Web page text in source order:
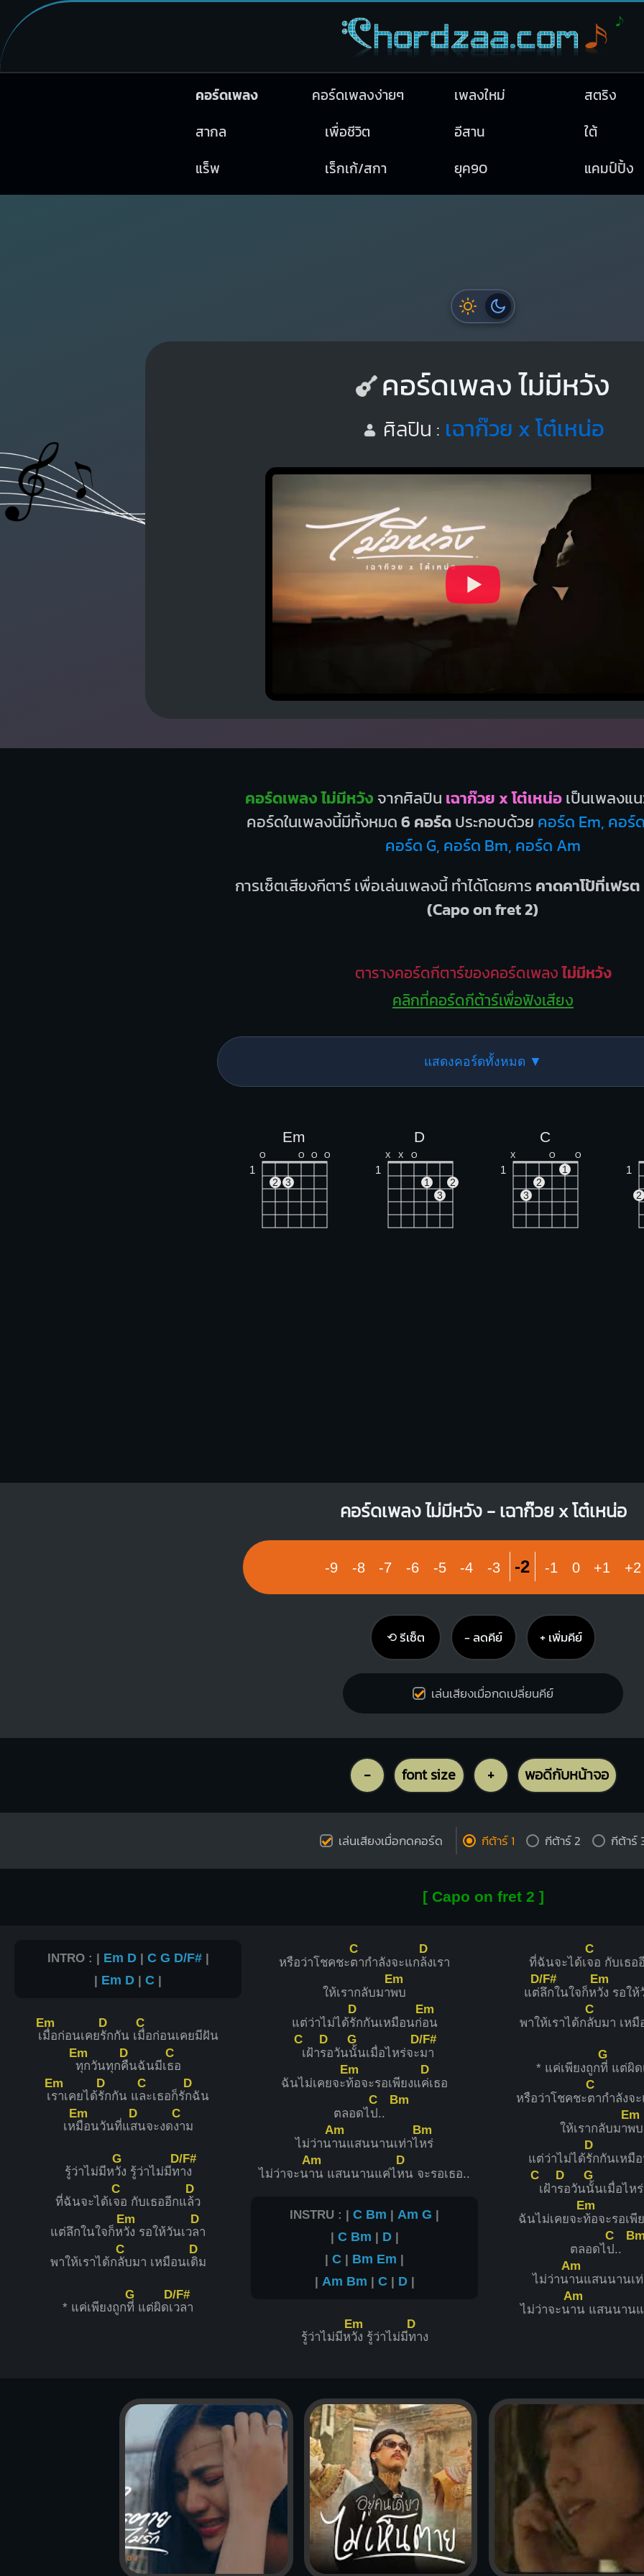
คอร์ดเพลง คอร์ดเพลงง่ายๆ เพลงใหม่
สตริง
สากล
เพื่อชีวิต อีสาน
ใต้
แร็พ
เร็กเก้/สกา ยุค90 แคมป์ปิ้ง
คอร์ดเพลง ไม่มีหวัง
ศิลปิน : เฉาก๊วย x โต๋เหน่อ
คอร์ดเพลง ไม่มีหวัง จากศิลปิน เฉาก๊วย x โต๋เหน่อเป็นเพลงแ
คอร์ดในเพลงนี้มีทั้งหมด6 คอร์ดประกอบด้วย คอร์ด Em, คอร์
คอร์ด G, คอร์ด Bm, คอร์ด Am
การเซ็ตเสียงกีตาร์ เพื่อเล่นเพลงนี้ ทำได้โดยการ คาดคาโป้ที่เฟร
(Capo on fret 2)
ตารางคอร์ดกีตาร์ของคอร์ดเพลงไม่มีหวัง
คลิกที่คอร์ดกีต้าร์เพื่อฟังเสียง
แสดงคอร์ดทั้งหมด ▼
Em
O O O O
1
2 3
D
X X O
1
1
2
3
C
X O O
1
1
2
3
1
2
คอร์ดเพลง ไม่มีหวัง - เฉาก๊วย x โต๋เหน่อ
-9 -8 -7 -6 -5 -4 -3 -2 -1 0 +1 +2
⟲ รีเซ็ต − ลดคีย์ + เพิ่มคีย์
เล่นเสียงเมื่อกดเปลี่ยนคีย์
- font size + พอดีกับหน้าจอ
เล่นเสียงเมื่อกดคอร์ด กีต้าร์ 1 กีต้าร์ 2 กีต้าร์
[ Capo on fret 2 ]
INTRO : | Em D| C G D/F#|
| Em D |C |
เ
Em
มื่อก่อนเคย
D
รักกัน เ
C
มื่อก่อนเคยมีฝัน
Em
ทุกวันทุก
D
คืนฉันมีเ
C
ธอ
เ
Em
ราเคยได้
D
รักกัน แ
C
ละเธอก็รั
D
กฉัน
เห
Em
มือนวันที่แ
D
สนจะงด
C
งาม
รู้ว่าไม่มีห
G
วัง รู้ว่าไม่มีท
D/F#
าง
ที่ฉันจะได้เ
C
จอ กับเธออีกแ
D
ล้ว
แต่ลึกในใจก็ห
Em
วัง รอให้วันเว
D
ลา
พาให้เราได้ก
C
ลับมา เหมือนเ
D
ดิม
* แค่เพียงถูก
G
ที่ แต่ผิดเ
D/F#
วลา
หรือว่าโชคชะ
C
ตากำลังจะแก
D
ล้งเรา
ให้เรากลับมา
Em
พบ
แต่ว่าไม่ได้
D
รักกันเหมือนก่
Em
อน
C
เฝ้า
D
รอวัน
G
นั้นเมื่อไหร่จะ
D/F#
มา
ฉันไม่เคยจะ
Em
ท้อจะรอเพียงแ
D
ค่เธอ
ตลอดไ
C
ป..
Bm
ไม่ว่าน
Am
านแสนนานเท่าไ
Bm
หร่
ไม่ว่าจะน
Am
าน แสนนานแค่ไ
D
หน จะรอเธอ..
INSTRU : |C Bm | Am G |
| C Bm | D|
|C | Bm Em |
| Am Bm | C | D|
รู้ว่าไม่มีห
Em
วัง รู้ว่าไม่มี
D
ทาง
ที่ฉันจะได้เ
C
จอ กับเธอ
แต่
D/F#
ลึกในใจก็ห
Em
วัง รอให้
พาให้เราได้ก
C
ลับมา เหมื
* แค่เพียงถูก
G
ที่ แต่ผิด
หรือว่าโชคชะ
C
ตากำลังจ
ให้เรากลับมา
Em
พบ
แต่ว่าไม่ได้
D
รักกันเหมื
C
เฝ้า
D
รอวัน
G
นั้นเมื่อไห
ฉันไม่เคยจะ
Em
ท้อจะรอเพี
ตลอดไ
C
ป..
ไม่ว่าน
Am
านแสนนานเท่
ไม่ว่าจะน
Am
าน แสนนาน